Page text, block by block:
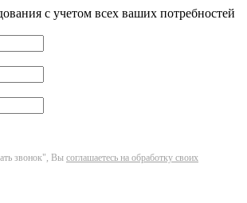
с учетом всех ваших потребностей
звонок", Вы соглашаетесь на обработку своих